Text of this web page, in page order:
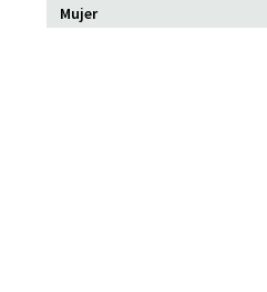
Mujer